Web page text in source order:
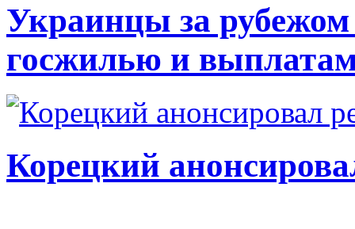
Украинцы за рубежом
госжилью и
Корецкий